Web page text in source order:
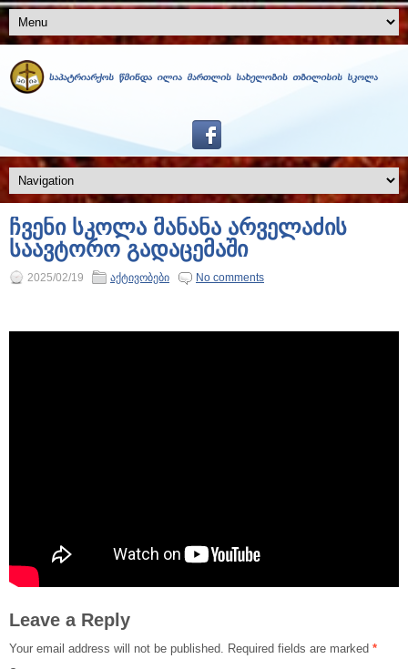
ჩვენი სკოლა მანანა არველაძის
საავტორო გადაცემაში
2025/02/19 აქტივობები No comments
Leave a Reply
Your email address will not be published. Required fields are marked *